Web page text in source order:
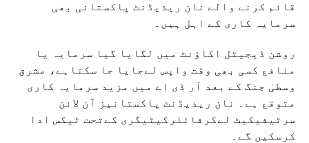
قائم کرنے والے نان ریذیڈنٹ پاکستانی بھی
سرمایہ کاری کے اہل ہیں۔
روشن ڈیجیٹل اکاؤنٹ میں لگایا گیا سرمایہ یا
منافع کسی بھی وقت واپس لےجایا جا سکتاہے، مشرق
وسطیٰ جنگ کے بعد آر ڈی اے میں مزید سرمایہ کاری
متوقع ہے۔ نان ریذیڈنٹ پاکستانیز آن لائن
سرٹیفیکیٹ لےکرفائلرکیٹیگری کےتحت ٹیکس ادا
کرسکیں گے۔